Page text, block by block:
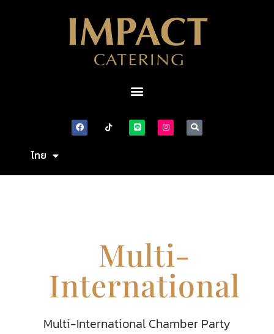
ไทย
English
Multi-
International
Multi-International Chamber Party